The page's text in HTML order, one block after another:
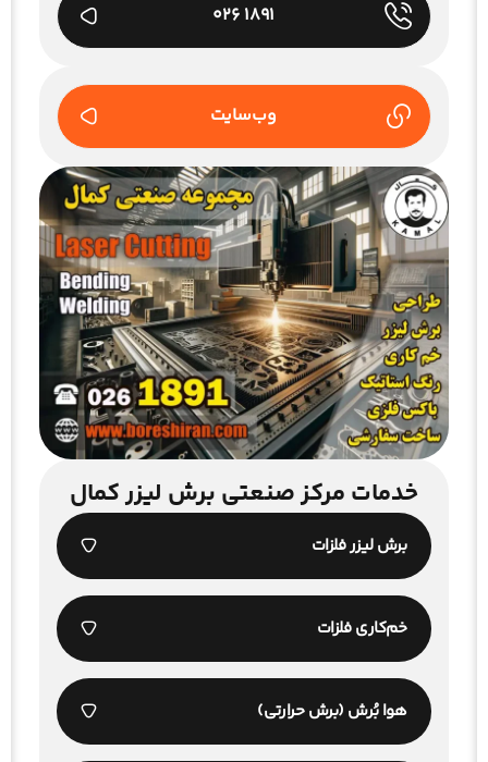
1891 026
وب‌سایت
خدمات مرکز صنعتی برش لیزر کمال
برش لیزر فلزات
خم‌کاری فلزات
هوا بُرش (برش حرارتی)